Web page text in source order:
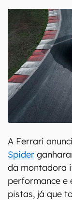
A Ferrari
Spider
da montadora
performance e
pistas, já que